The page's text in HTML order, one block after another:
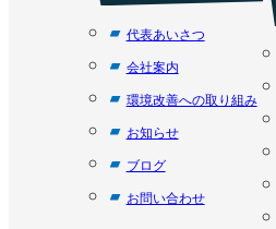
代表あいさつ
会社案内
環境改善への取り組み
お知らせ
ブログ
お問い合わせ